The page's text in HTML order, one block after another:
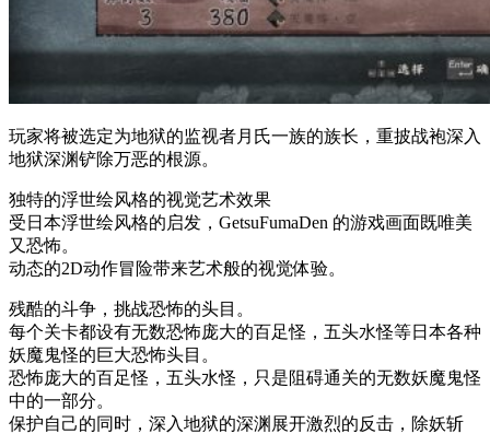
玩家将被选定为地狱的监视者月氏一族的族长，重披战袍深入
地狱深渊铲除万恶的根源。
独特的浮世绘风格的视觉艺术效果
受日本浮世绘风格的启发，GetsuFumaDen 的游戏画面既唯美
又恐怖。
动态的2D动作冒险带来艺术般的视觉体验。
残酷的斗争，挑战恐怖的头目。
每个关卡都设有无数恐怖庞大的百足怪，五头水怪等日本各种
妖魔鬼怪的巨大恐怖头目。
恐怖庞大的百足怪，五头水怪，只是阻碍通关的无数妖魔鬼怪
中的一部分。
保护自己的同时，深入地狱的深渊展开激烈的反击，除妖斩